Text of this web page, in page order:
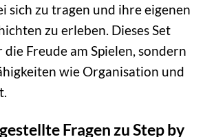
sich zu tragen und ihre eigenen
zu erleben. Dieses Set
Freude am Spielen, sondern
wie Organisation und
Fragen zu Step by